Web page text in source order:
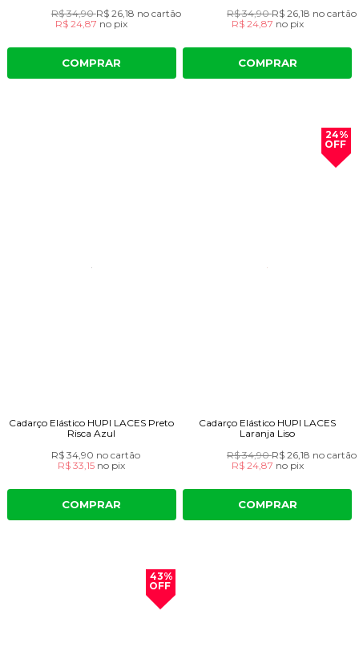
R$ 34,90R$ 26,18 no cartão
R$ 24,87 no pix
COMPRAR
R$ 34,90R$ 26,18 no cartão
R$ 24,87 no pix
COMPRAR
Cadarço Elástico HUPI LACES Preto
Risca Azul
R$ 34,90 no cartão
R$ 33,15 no pix
COMPRAR
24%
OFF
Cadarço Elástico HUPI LACES
Laranja Liso
R$ 34,90R$ 26,18 no cartão
R$ 24,87 no pix
COMPRAR
43%
OFF